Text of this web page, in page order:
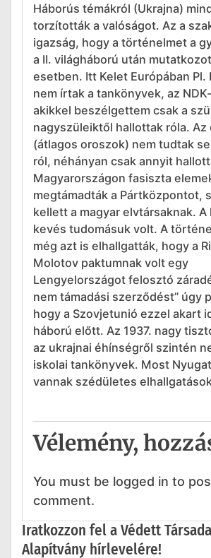
Háborús témákról (Ukrajna)
torzították a valóságot. Az a
igazság, hogy a történelmet a
a II. világháború után
esetben. Itt Kelet Európában Pl.
nem írtak a tankönyvek, az
akikkel beszélgettem csak a
nagyszüleiktől hallottak róla. Az
(átlagos oroszok) nem tudtak
ról, néhányan csak annyit
Magyarországon fasiszta
megtámadták a Pártközpontot,
kellett a magyar elvtársaknak. A
kevés tudomásuk volt. A
még azt is elhallgatták, hogy a
Molotov paktumnak volt egy
Lengyelországot felosztó
nem támadási szerződést” úgy
hogy a Szovjetunió ezzel akart
háború előtt. Az 1937. nagy
az ukrajnai éhínségről szintén
iskolai tankönyvek. Most
vannak szédületes
Vélemény,
You must be logged in to
comment.
Iratkozzon fel a Védett
Alapítvány hírlevelére!